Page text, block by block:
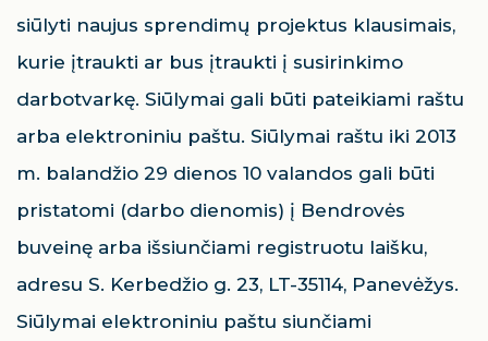
siūlyti naujus sprendimų projektus klausimais,
kurie įtraukti ar bus įtraukti į susirinkimo
darbotvarkę. Siūlymai gali būti pateikiami raštu
arba elektroniniu paštu. Siūlymai raštu iki 2013
m. balandžio 29 dienos 10 valandos gali būti
pristatomi (darbo dienomis) į Bendrovės
buveinę arba išsiunčiami registruotu laišku,
adresu S. Kerbedžio g. 23, LT-35114, Panevėžys.
Siūlymai elektroniniu paštu siunčiami